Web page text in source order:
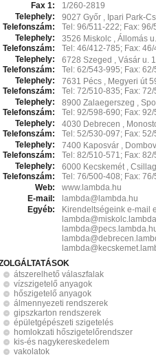
Fax 1:
1/260-2819
Telephely:
9027 Győr , Ipari Park-
Telefonszám:
Tel: 96/511-222; Fax: 96/
Telephely:
3526 Miskolc , Állomás
Telefonszám:
Tel: 46/412-785; Fax:
Telephely:
6728 Szeged , Vásár u.
Telefonszám:
Tel: 62/543-995; Fax:
Telephely:
7631 Pécs , Megyeri út
Telefonszám:
Tel: 72/510-835; Fax:
Telephely:
8900 Zalaegerszeg ,
Telefonszám:
Tel: 92/598-690; Fax:
Telephely:
4030 Debrecen ,
Telefonszám:
Tel: 52/530-097; Fax:
Telephely:
7400 Kaposvár ,
Telefonszám:
Tel: 82/510-571; Fax:
Telephely:
6000 Kecskemét ,
Telefonszám:
Tel: 76/500-408; Fax:
Web:
www.lambda.hu
E-mail:
lambda@lambda.hu
Egyéb:
Kirendeltségeink e-mail
átszerelhető válaszfalak
vízszigetelő anyagok
hőszigetelő anyagok
álmennyezeti rendszerek
gipszkarton rendszerek
épületgépészeti szigetelés
homlokzati hőszigetelőrendszer
kis-és nagykereskedelem
vakolatok